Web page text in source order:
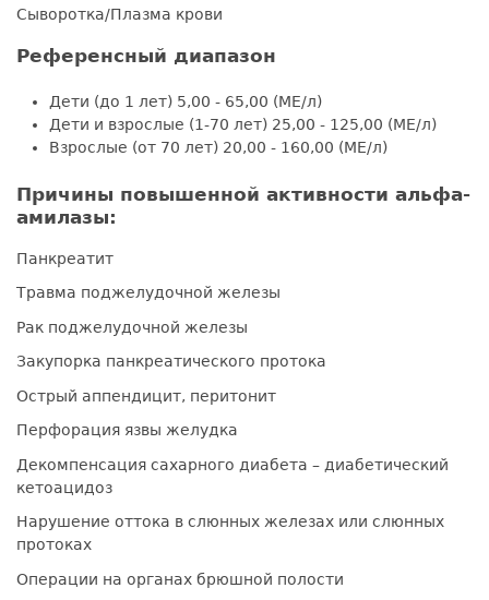
Сыворотка/Плазма крови
Референсный диапазон
Дети (до 1 лет) 5,00 - 65,00 (МЕ/л)
Дети и взрослые (1-70 лет) 25,00 - 125,00 (МЕ/л)
Взрослые (от 70 лет) 20,00 - 160,00 (МЕ/л)
Причины повышенной активности альфа-
амилазы:
Панкреатит
Травма поджелудочной железы
Рак поджелудочной железы
Закупорка панкреатического протока
Острый аппендицит, перитонит
Перфорация язвы желудка
Декомпенсация сахарного диабета – диабетический
кетоацидоз
Нарушение оттока в слюнных железах или слюнных
протоках
Операции на органах брюшной полости